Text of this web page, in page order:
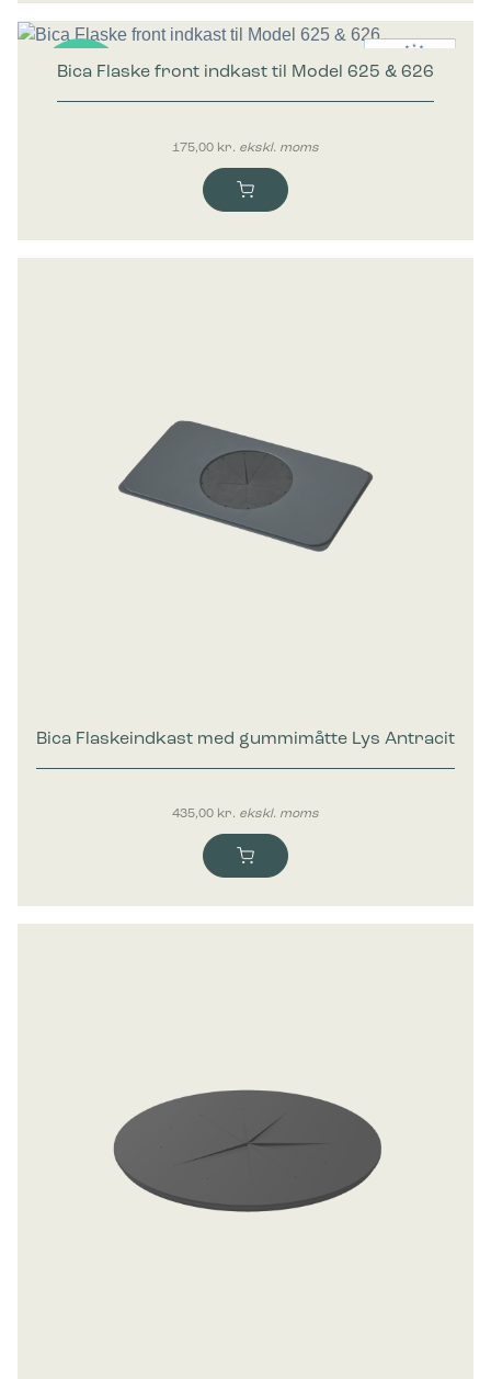
Bica Flaske front indkast til Model 625 & 626
175,00 kr. ekskl. moms
Bica Flaskeindkast med gummimåtte Lys Antracit
435,00 kr. ekskl. moms